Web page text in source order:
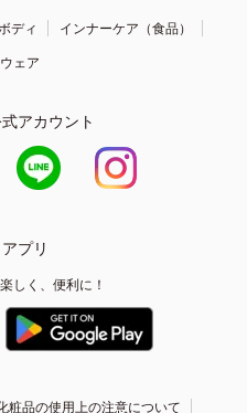
ディ
インナーケア（食品）
ェア
アカウント
プリ
しく、便利に！
粧品の使用上の注意について